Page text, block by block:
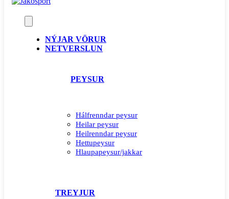
NÝJAR VÖRUR
NETVERSLUN
PEYSUR
Hálfrenndar peysur
Heilar peysur
Heilrenndar peysur
Hettupeysur
Hlaupapeysur/jakkar
TREYJUR